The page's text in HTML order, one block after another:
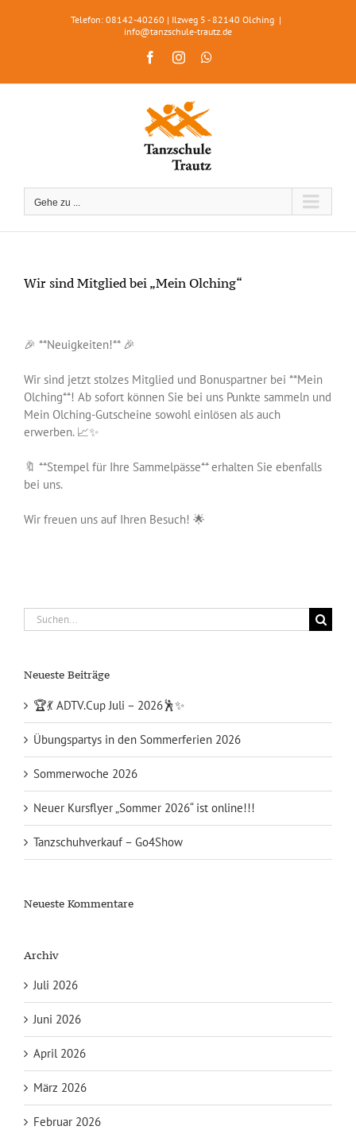
Telefon: 08142-40260 | Ilzweg 5 - 82140 Olching |
info@tanzschule-trautz.de
FacebookInstagram
Gehe zu ...
Wir sind Mitglied bei „Mein Olching“
grösseres
🎉 **Neuigkeiten!** 🎉
Wir sind jetzt stolzes Mitglied und Bonuspartner bei **Mein
Olching**! Ab sofort können Sie bei uns Punkte sammeln und
Mein Olching-Gutscheine sowohl einlösen als auch
erwerben. 📈✨
🔖 **Stempel für Ihre Sammelpässe** erhalten Sie ebenfalls
bei uns.
Wir freuen uns auf Ihren Besuch! 🌟
Suche
nach:
Neueste Beiträge
🏆💃 ADTV.Cup Juli – 2026🕺✨
Übungspartys in den Sommerferien 2026
Sommerwoche 2026
Neuer Kursflyer „Sommer 2026“ ist online!!!
Tanzschuhverkauf – Go4Show
Neueste Kommentare
Archiv
Juli 2026
Juni 2026
April 2026
März 2026
Februar 2026